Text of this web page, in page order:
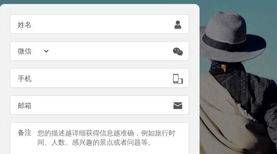
姓名 

手机 
邮箱 
备注